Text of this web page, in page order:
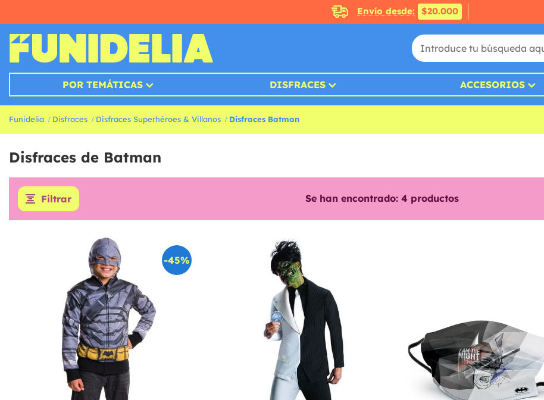
Envío desde: $20.000
POR TEMÁTICAS DISFRACES ACCESORIOS
Funidelia Disfraces Disfraces Superhéroes & Villanos Disfraces Batman
Disfraces de Batman
Filtrar Se han encontrado: 4 productos
-45%